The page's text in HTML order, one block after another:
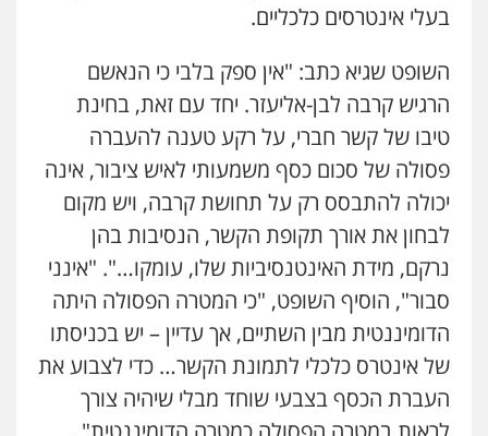
עו"ד חמאדה מסרי
0526631970
עו"ד אייל אביטל
פלילי פשיעה חמורה מעצרים וחקירות
0544712201
עו"ד רונן בנדל
משפט פלילי פשיעה חמורה פלילי
0524282442
כבריאן, מזר – משרד עורכי דין
פלילי מעצרים וחקירות
בעלי אינטרסים כלכליים.
השופט שגיא כתב: "אין ספק בלבי כי הנאשם
הרגיש קרבה לבן-אליעזר. יחד עם זאת, בחינת
טיבו של קשר חברי, על רקע טענה להעברה
פסולה של סכום כסף משמעותי לאיש ציבור, אינה
יכולה להתבסס רק על תחושת קרבה, ויש מקום
לבחון את אורך תקופת הקשר, הנסיבות בהן
נרקם, מידת האינטנסיביות שלו, עומקו…". "אינני
סבור", הוסיף השופט, "כי המטרה הפסולה היתה
הדומיננטית מבין השתיים, אך עדיין – יש בכניסתו
של אינטרס כלכלי לתמונת הקשר… כדי לצבוע את
העברת הכסף בצבעי שוחד מבלי שיהיה צורך